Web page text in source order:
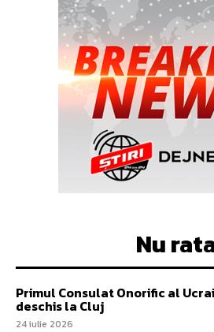
Nu
Primul Consulat Onorific al
deschis la Cluj
24 iulie 2026